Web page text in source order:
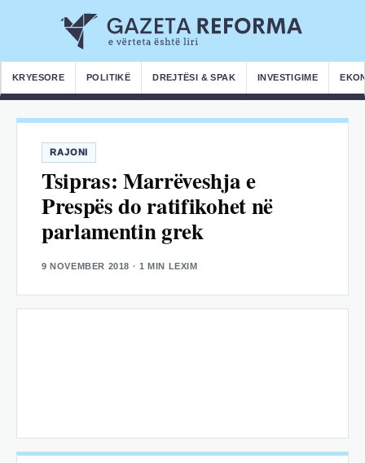
KRYESORE POLITIKË DREJTËSI & SPAK INVESTIGIME
RAJONI
Tsipras: Marrëveshja e
Prespës do ratifikohet në
parlamentin grek
9 NOVEMBER 2018 · 1 MIN LEXIM